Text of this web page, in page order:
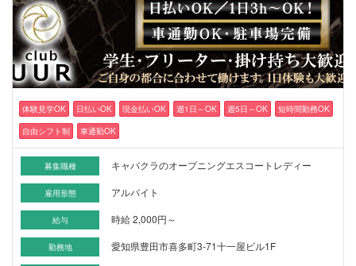
体験見学OK 日払いOK 現金払いOK 週1日～OK 週5日～OK
短時間勤務OK
自由シフト制
車通勤OK
募集職種 キャバクラのオープニングエスコートレディー
雇用形態 アルバイト
給与 時給 2,000円～
勤務地 愛知県豊田市喜多町3-71十一屋ビル1F